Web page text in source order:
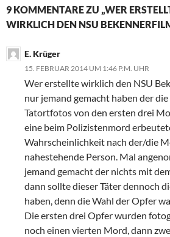
9 KOMMENTARE ZU „WER
WIRKLICH DEN NSU
E. Krüger
15. FEBRUAR 2014 UM 1:46 P.M. UHR
Wer erstellte wirklich den NSU
nur jemand gemacht haben der
Tatortfotos von den ersten drei
eine beim Polizistenmord
Wahrscheinlichkeit nach der/die
nahestehende Person. Mal
jemand gemacht der nichts mit
dann sollte dieser Täter dennoch
haben, denn die Wahl der Opfer
Die ersten drei Opfer wurden
noch einen vierten Mord, dann